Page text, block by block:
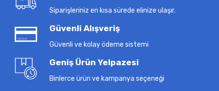
Siparişleriniz en kısa sürede elinize ulaşır.
Güvenli Alışveriş
Güvenli ve kolay ödeme sistemi
Geniş Ürün Yelpazesi
Binlerce ürün ve kampanya seçeneği